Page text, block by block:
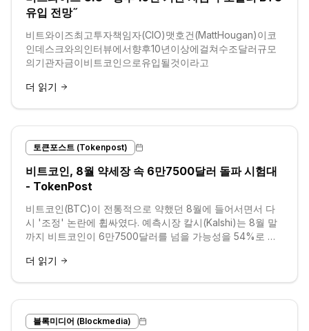
유입 전망˝
비트와이즈최고투자책임자(CIO)맷호건(MattHougan)이코
인데스크와의인터뷰에서향후10년이상에걸쳐수조달러규모
의기관자금이비트코인으로유입될것이라고
더 읽기
토큰포스트 (Tokenpost)
비트코인, 8월 약세장 속 6만7500달러 돌파 시험대
- TokenPost
비트코인(BTC)이 전통적으로 약했던 8월에 들어서면서 다
시 '조정' 논란에 휩싸였다. 예측시장 칼시(Kalshi)는 8월 말
까지 비트코인이 6만7500달러를 넘을 가능성을 54%로 봤
기...
더 읽기
블록미디어 (Blockmedia)